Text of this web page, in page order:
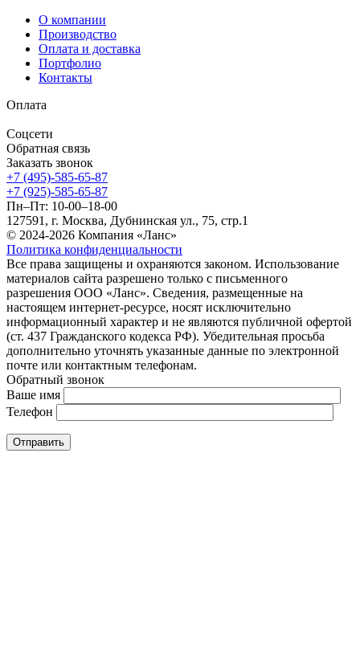
О компании
Производство
Оплата и доставка
Портфолио
Контакты
Оплата
Соцсети
Обратная связь
Заказать звонок
+7 (495)-585-65-87
+7 (925)-585-65-87
Пн–Пт: 10-00–18-00
127591, г. Москва, Дубнинская ул., 75, стр.1
© 2024-2026 Компания «Ланс»
Политика конфиденциальности
Все права защищены и охраняются законом. Использование
материалов сайта разрешено только с письменного
разрешения ООО «Ланс». Сведения, размещенные на
настоящем интернет-ресурсе, носят исключительно
информационный характер и не являются публичной офертой
(ст. 437 Гражданского кодекса РФ). Убедительная просьба
дополнительно уточнять указанные данные по электронной
почте или контактным телефонам.
Обратный звонок
Ваше имя
Телефон
Отправить